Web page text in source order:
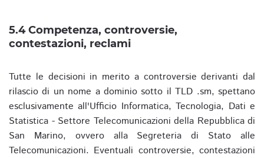
5.4 Competenza, controversie,
contestazioni, reclami
Tutte le decisioni in merito a controversie derivanti dal
rilascio di un nome a dominio sotto il TLD .sm, spettano
esclusivamente all'Ufficio Informatica, Tecnologia, Dati e
Statistica - Settore Telecomunicazioni della Repubblica di
San Marino, ovvero alla Segreteria di Stato alle
Telecomunicazioni. Eventuali controversie, contestazioni